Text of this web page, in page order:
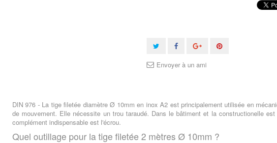
Envoyer à un ami
DIN 976 - La tige filetée diamètre Ø 10mm en inox A2 est principalement utilisée en
de mouvement. Elle nécessite un trou taraudé. Dans le bâtiment et la constructionelle
complément indispensable est l'écrou.
Quel outillage pour la tige filetée 2 mètres Ø 10mm ?